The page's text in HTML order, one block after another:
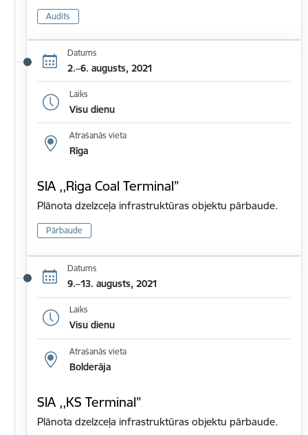
Audits
Datums
2.–6. augusts, 2021
Laiks
Visu dienu
Atrašanās vieta
Rīga
SIA ,,Riga Coal Terminal”
Plānota dzelzceļa infrastruktūras objektu pārbaude.
Pārbaude
Datums
9.–13. augusts, 2021
Laiks
Visu dienu
Atrašanās vieta
Bolderāja
SIA ,,KS Terminal”
Plānota dzelzceļa infrastruktūras objektu pārbaude.